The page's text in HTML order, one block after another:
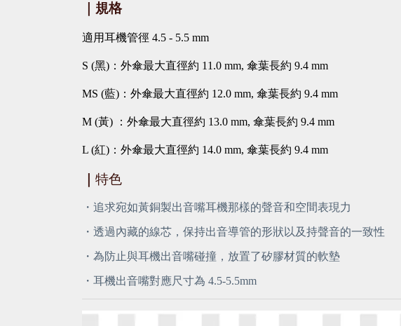
｜規格
適用耳機管徑 4.5 - 5.5 mm
S (黑)：外傘最大直徑約 11.0 mm, 傘葉長約 9.4 mm
MS (藍)：外傘最大直徑約 12.0 mm, 傘葉長約 9.4 mm
M (黃) ：外傘最大直徑約 13.0 mm, 傘葉長約 9.4 mm
L (紅)：外傘最大直徑約 14.0 mm, 傘葉長約 9.4 mm
特色
・追求宛如黃銅製出音嘴耳機那樣的聲音和空間表現力
・透過內藏的線芯，保持出音導管的形狀以及持聲音的一致性
・為防止與耳機出音嘴碰撞，放置了矽膠材質的軟墊
・耳機出音嘴對應尺寸為 4.5-5.5mm